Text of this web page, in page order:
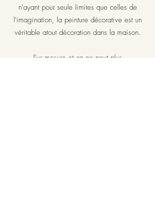
n'ayant pour seule limites que celles de
l'imagination, la peinture décorative est un
véritable atout décoration dans la maison.
Sur mesure et on ne peut plus